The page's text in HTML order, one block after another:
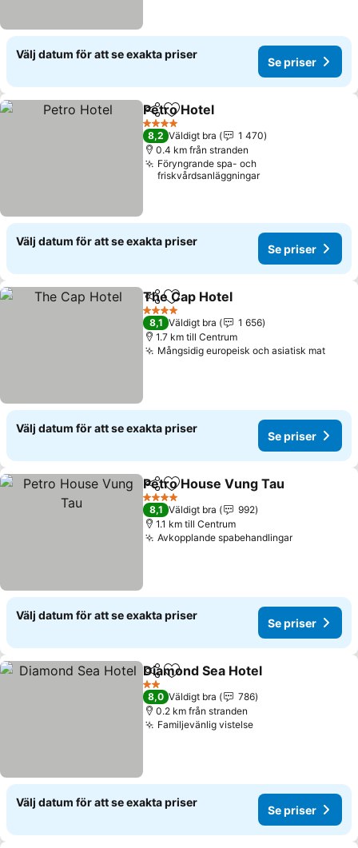
Välj datum för att se exakta priser
Se priser
Dela Lägg till i Mina Favoriter
Petro Hotel
4 Stjärnor
8,2 Väldigt bra
1 470
0.4 km från stranden
Föryngrande spa- och
friskvårdsanläggningar
Välj datum för att se exakta priser
Se priser
Dela Lägg till i Mina Favoriter
The Cap Hotel
4 Stjärnor
8,1 Väldigt bra
1 656
1.7 km till Centrum
Mångsidig europeisk och asiatisk mat
Välj datum för att se exakta priser
Se priser
Dela Lägg till i Mina Favoriter
Petro House Vung Tau
4 Stjärnor
8,1 Väldigt bra
992
1.1 km till Centrum
Avkopplande spabehandlingar
Välj datum för att se exakta priser
Se priser
Dela Lägg till i Mina Favoriter
Diamond Sea Hotel
2 Stjärnor
8,0 Väldigt bra
786
0.2 km från stranden
Familjevänlig vistelse
Välj datum för att se exakta priser
Se priser